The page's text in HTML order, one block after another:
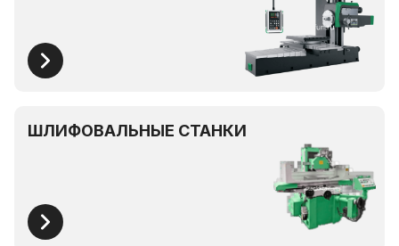
ШЛИФОВАЛЬНЫЕ СТАНКИ